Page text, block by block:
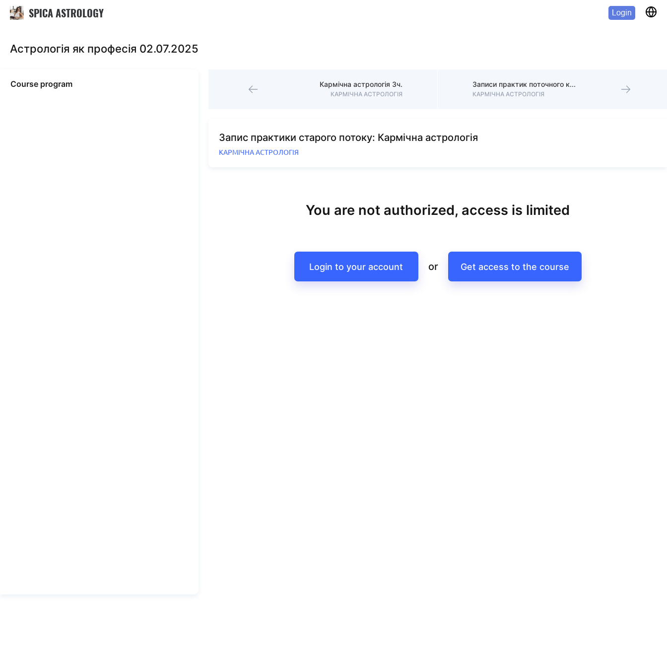
SPICA ASTROLOGY Login
Астрологія як професія 02.07.2025
Course program Кармічна астрологія 3ч.
КАРМІЧНА АСТРОЛОГІЯ
Записи практик поточного курсу 2025
КАРМІЧНА АСТРОЛОГІЯ
Запис практики старого потоку: Кармічна астрологія
КАРМІЧНА АСТРОЛОГІЯ
You are not authorized, access is limited
Login to your account or Get access to the course